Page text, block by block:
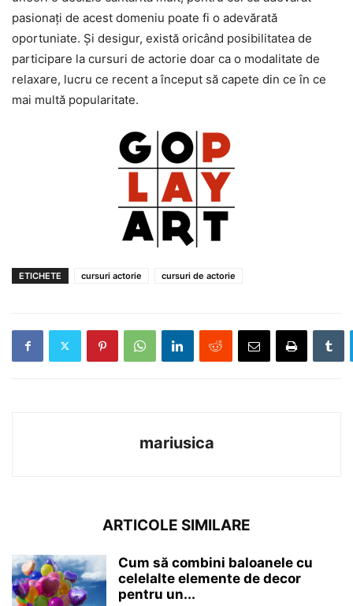
pasionați de acest domeniu poate fi o adevărată
oportuniate. Și desigur, există oricând posibilitatea de
participare la cursuri de actorie doar ca o modalitate de
relaxare, lucru ce recent a început să capete din ce în ce
mai multă popularitate.
ETICHETE cursuri actorie cursuri de actorie
mariusica
ARTICOLE SIMILARE
Cum să combini baloanele cu
celelalte elemente de decor
pentru un...